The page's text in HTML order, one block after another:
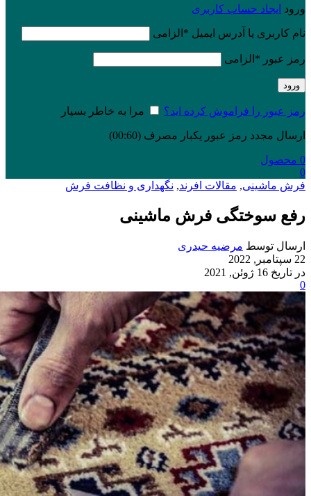
ورود ایجاد حساب کاربری
نام کاربری یا آدرس ایمیل * الزامی
رمز عبور * الزامی
ورود
رمز عبور را فراموش کرده اید؟ مرا به خاطر بسپار
ارسال مجدد رمز عبور یکبار مصرف (00:
60
)
0 محصول
0
فرش ماشینی, مقالات افرند, نگهداری و نظافت فرش
رفع سوختگی فرش ماشینی
ارسال توسط مرضیه حیدری
22 سپتامبر, 2022
در تاریخ 16 ژوئن, 2021
0